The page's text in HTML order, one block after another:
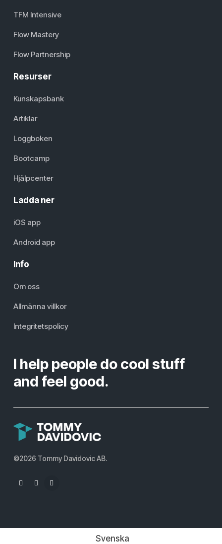
TFM Intensive
Flow Mastery
Flow Partnership
Resurser
Kunskapsbank
Artiklar
Loggboken
Bootcamp
Hjälpcenter
Ladda ner
iOS app
Android app
Info
Om oss
Allmänna villkor
Integritetspolicy
I help people do cool stuff
and feel good.
©2026 Tommy Davidovic AB.
Svenska